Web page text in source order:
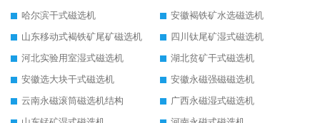
哈尔滨干式磁选机
安徽褐铁矿水选磁选机
山东移动式褐铁矿尾矿磁选机
四川钛尾矿湿式磁选机
河北实验用室湿式磁选机
湖北贫矿干式磁选机
安徽选大块干式磁选机
安徽永磁强磁磁选机
云南永磁滚筒磁选机结构
广西永磁湿式磁选机